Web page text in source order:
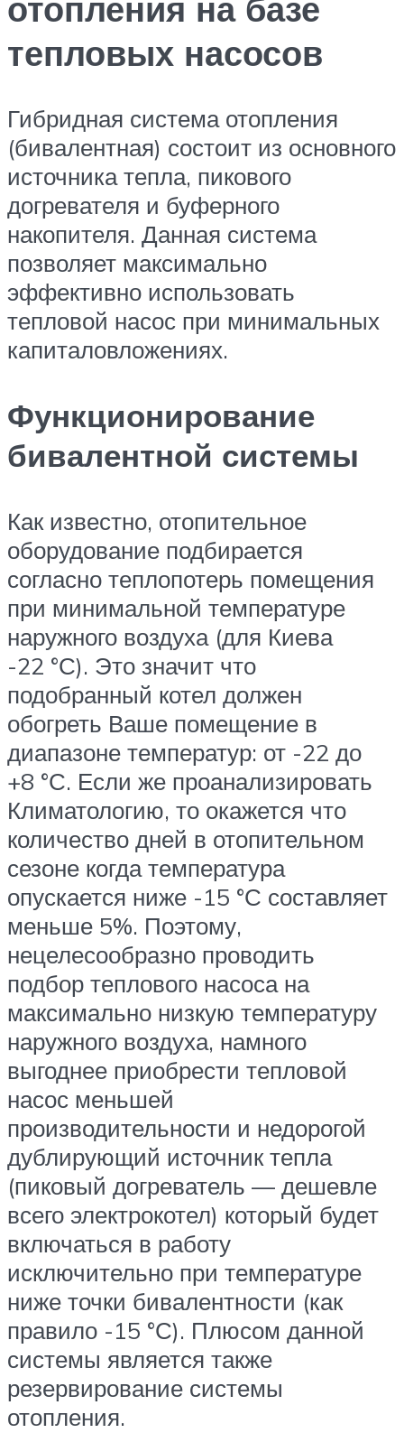
тепловых насосов
Гибридная система отопления
(бивалентная) состоит из основного
источника тепла, пикового
догревателя и буферного
накопителя. Данная система
позволяет максимально
эффективно использовать
тепловой насос при минимальных
капиталовложениях.
Функционирование
бивалентной системы
Как известно, отопительное
оборудование подбирается
согласно теплопотерь помещения
при минимальной температуре
наружного воздуха (для Киева
-22 °С). Это значит что
подобранный котел должен
обогреть Ваше помещение в
диапазоне температур: от -22 до
+8 °С. Если же проанализировать
Климатологию, то окажется что
количество дней в отопительном
сезоне когда температура
опускается ниже -15 °С составляет
меньше 5%. Поэтому,
нецелесообразно проводить
подбор теплового насоса на
максимально низкую температуру
наружного воздуха, намного
выгоднее приобрести тепловой
насос меньшей
производительности и недорогой
дублирующий источник тепла
(пиковый догреватель — дешевле
всего электрокотел) который будет
включаться в работу
исключительно при температуре
ниже точки бивалентности (как
правило -15 °С). Плюсом данной
системы является также
резервирование системы
отопления.